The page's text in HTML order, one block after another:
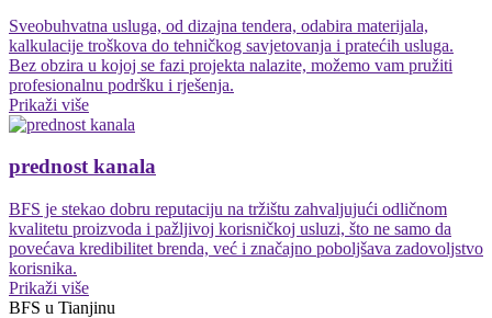
Sveobuhvatna usluga, od dizajna tendera, odabira materijala,
kalkulacije troškova do tehničkog savjetovanja i pratećih usluga.
Bez obzira u kojoj se fazi projekta nalazite, možemo vam pružiti
profesionalnu podršku i rješenja.
Prikaži više
prednost kanala
BFS je stekao dobru reputaciju na tržištu zahvaljujući odličnom
kvalitetu proizvoda i pažljivoj korisničkoj usluzi, što ne samo da
povećava kredibilitet brenda, već i značajno poboljšava zadovoljstvo
korisnika.
Prikaži više
BFS u Tianjinu